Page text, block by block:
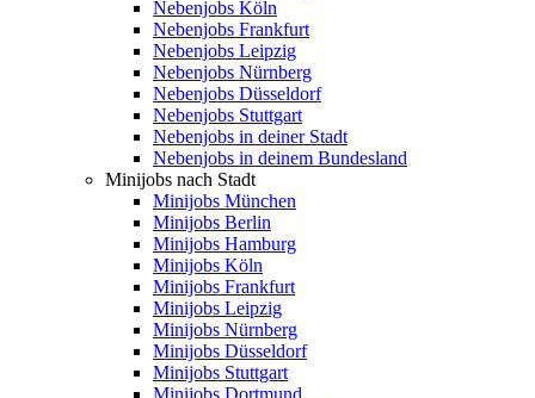
Nebenjobs Köln
Nebenjobs Frankfurt
Nebenjobs Leipzig
Nebenjobs Nürnberg
Nebenjobs Düsseldorf
Nebenjobs Stuttgart
Nebenjobs in deiner Stadt
Nebenjobs in deinem Bundesland
Minijobs nach Stadt
Minijobs München
Minijobs Berlin
Minijobs Hamburg
Minijobs Köln
Minijobs Frankfurt
Minijobs Leipzig
Minijobs Nürnberg
Minijobs Düsseldorf
Minijobs Stuttgart
Minijobs Dortmund